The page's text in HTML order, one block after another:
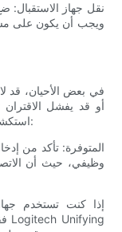
ويجب أن يكون على
في بعض الأحيان، قد
استكشاف الأخطاء وإصلاحها هذه لمعالجة هذه المشكلة: